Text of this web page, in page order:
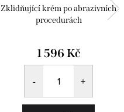
Zklidňující krém po abrazivních
procedurách
1 596 Kč